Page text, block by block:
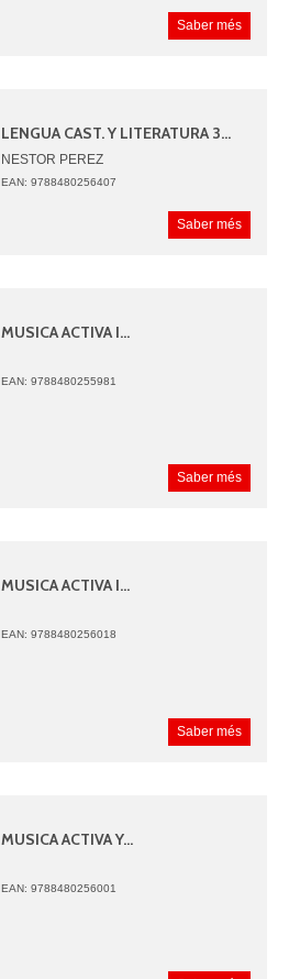
Saber més
LENGUA CAST. Y LITERATURA 3...
NESTOR PEREZ
VERONICA ARENAS
EAN: 9788480256407
Saber més
MUSICA ACTIVA I...
EAN: 9788480255981
Saber més
MUSICA ACTIVA I...
EAN: 9788480256018
Saber més
MUSICA ACTIVA Y...
EAN: 9788480256001